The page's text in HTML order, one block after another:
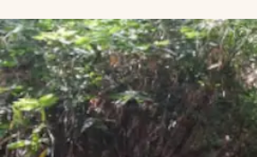
abre en nueva pestaña